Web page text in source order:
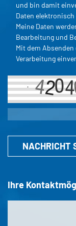
Ihre
und bin damit
Daten
Meine Daten
Bearbeitung und
Mit dem
Verarbeitung
NACHRICHT